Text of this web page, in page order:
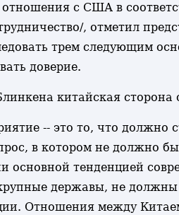
отношения с США в
, отметил
трем следующим
доверие.
китайская
-- это то, что
в котором не должно
основной тенденцией
державы, не должны
Отношения между